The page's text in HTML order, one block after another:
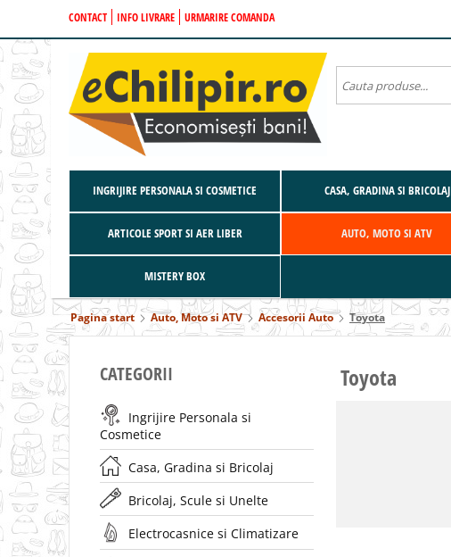
CONTACT INFO LIVRARE URMARIRE COMANDA
INGRIJIRE PERSONALA SI COSMETICE CASA, GRADINA SI BRICOLAJ
ARTICOLE SPORT SI AER LIBER AUTO, MOTO SI ATV
MISTERY BOX
Pagina start Auto, Moto si ATV Accesorii Auto Toyota
CATEGORII
Ingrijire Personala si
Cosmetice
Casa, Gradina si Bricolaj
Bricolaj, Scule si Unelte
Electrocasnice si Climatizare
Toyota